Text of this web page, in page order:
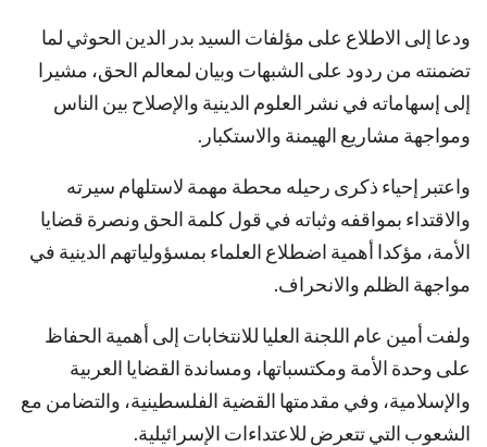
ودعا إلى الاطلاع على مؤلفات السيد بدر الدين الحوثي لما
تضمنته من ردود على الشبهات وبيان لمعالم الحق، مشيرا
إلى إسهاماته في نشر العلوم الدينية والإصلاح بين الناس
ومواجهة مشاريع الهيمنة والاستكبار.
واعتبر إحياء ذكرى رحيله محطة مهمة لاستلهام سيرته
والاقتداء بمواقفه وثباته في قول كلمة الحق ونصرة قضايا
الأمة، مؤكدا أهمية اضطلاع العلماء بمسؤولياتهم الدينية في
مواجهة الظلم والانحراف.
ولفت أمين عام اللجنة العليا للانتخابات إلى أهمية الحفاظ
على وحدة الأمة ومكتسباتها، ومساندة القضايا العربية
والإسلامية، وفي مقدمتها القضية الفلسطينية، والتضامن مع
الشعوب التي تتعرض للاعتداءات الإسرائيلية.